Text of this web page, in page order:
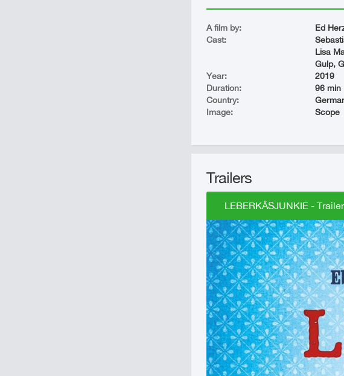
A film by:
Ed
Cast:
Lisa
Gulp,
Year:
2019
Duration:
96 min
Country:
Image:
Scope
Trailers
LEBERKÄSJUNKIE -